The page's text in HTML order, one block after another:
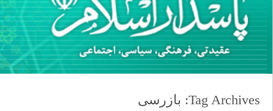
Tag Archives: بازرسی